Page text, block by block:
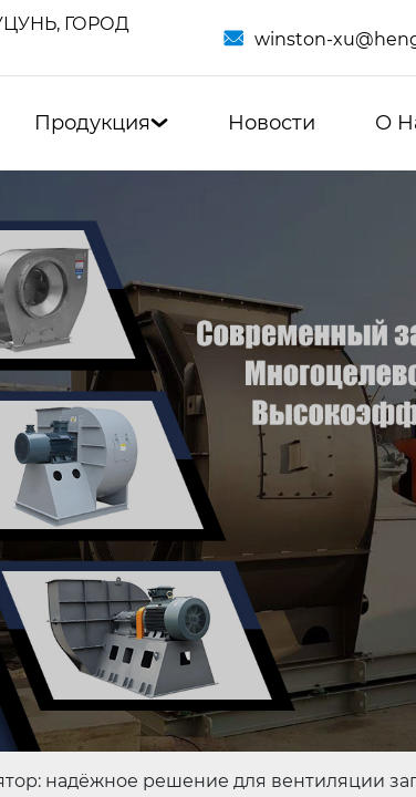
ГОРОД
 winston-
Продукция Новости О
надёжное решение для вентиляции